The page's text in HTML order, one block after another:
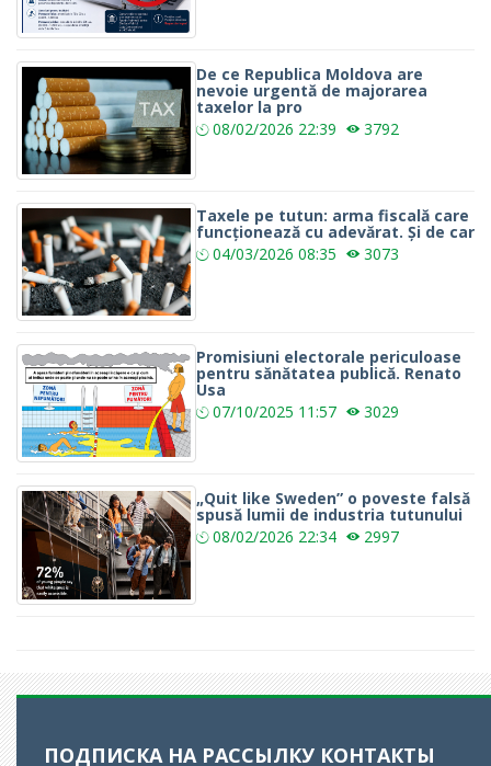
De ce Republica Moldova are
nevoie urgentă de majorarea
taxelor la pro
08/02/2026 22:39 3792
Taxele pe tutun: arma fiscală care
funcționează cu adevărat. Și de car
04/03/2026 08:35 3073
Promisiuni electorale periculoase
pentru sănătatea publică. Renato
Usa
07/10/2025 11:57 3029
„Quit like Sweden” o poveste falsă
spusă lumii de industria tutunului
08/02/2026 22:34 2997
ПОДПИСКА НА РАССЫЛКУ КОНТАКТЫ